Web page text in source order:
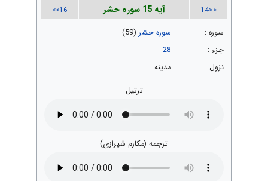
<<14 آیه 15 سوره حشر 16>>
سوره : سوره حشر (59)
جزء :
28
نزول :
مدینه
ترتیل
ترجمه (مکارم شیرازی)